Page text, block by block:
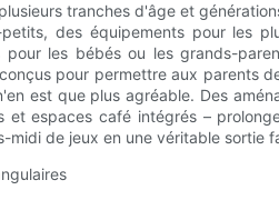
tranches d'âge et
des équipements pour les
les bébés ou les grands-
pour permettre aux parents
est que plus agréable. Des
et espaces café intégrés –
de jeux en une véritable sortie